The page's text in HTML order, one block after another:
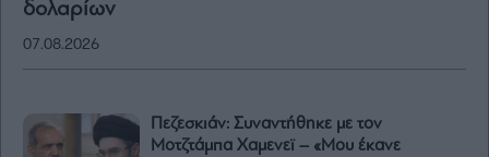
δολαρίων
07.08.2026
Πεζεσκιάν: Συναντήθηκε με τον
Μοτζτάμπα Χαμενεϊ – «Μου έκανε